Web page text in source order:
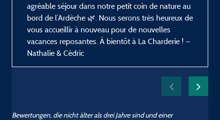
agréable séjour dans notre petit coin de nature au
bord de l’Ardèche 🌿. Nous serons très heureux de
vous accueillir à nouveau pour de nouvelles
vacances reposantes. À bientôt à La Charderie ! —
Nathalie & Cédric
Bewertungen, die nicht älter als drei Jahre sind und einer